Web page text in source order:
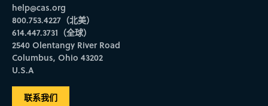
help@cas.org
800.753.4227（北美）
614.447.3731（全球）
2540 Olentangy River Road
Columbus, Ohio 43202
U.S.A
联系我们